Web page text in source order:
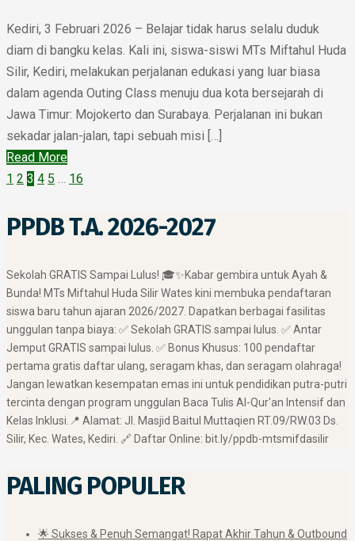
Kediri, 3 Februari 2026 – Belajar tidak harus selalu duduk
diam di bangku kelas. Kali ini, siswa-siswi MTs Miftahul Huda
Silir, Kediri, melakukan perjalanan edukasi yang luar biasa
dalam agenda Outing Class menuju dua kota bersejarah di
Jawa Timur: Mojokerto dan Surabaya. Perjalanan ini bukan
sekadar jalan-jalan, tapi sebuah misi […]
Read More
1 2 3 4 5 16
PPDB T.A. 2026-2027
​Sekolah GRATIS Sampai Lulus! 🎓✨ ​Kabar gembira untuk Ayah &
Bunda! MTs Miftahul Huda Silir Wates kini membuka pendaftaran
siswa baru tahun ajaran 2026/2027. Dapatkan berbagai fasilitas
unggulan tanpa biaya: ✅ Sekolah GRATIS sampai lulus. ✅ Antar
Jemput GRATIS sampai lulus. ✅ Bonus Khusus: 100 pendaftar
pertama gratis daftar ulang, seragam khas, dan seragam olahraga! ​
Jangan lewatkan kesempatan emas ini untuk pendidikan putra-putri
tercinta dengan program unggulan Baca Tulis Al-Qur'an Intensif dan
Kelas Inklusi. ​📍 Alamat: Jl. Masjid Baitul Muttaqien RT.09/RW.03 Ds.
Silir, Kec. Wates, Kediri. 🔗 Daftar Online: bit.ly/ppdb-mtsmifdasilir
PALING POPULER
🌟 Sukses & Penuh Semangat! Rapat Akhir Tahun & Outbound